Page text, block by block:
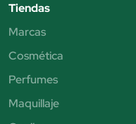
Tiendas
Marcas
Cosmética
Perfumes
Maquillaje